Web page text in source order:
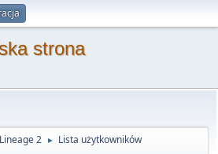
strona
2 ► Lista użytkowników